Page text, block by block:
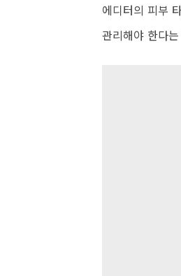
에디터의 피부
관리해야 한다